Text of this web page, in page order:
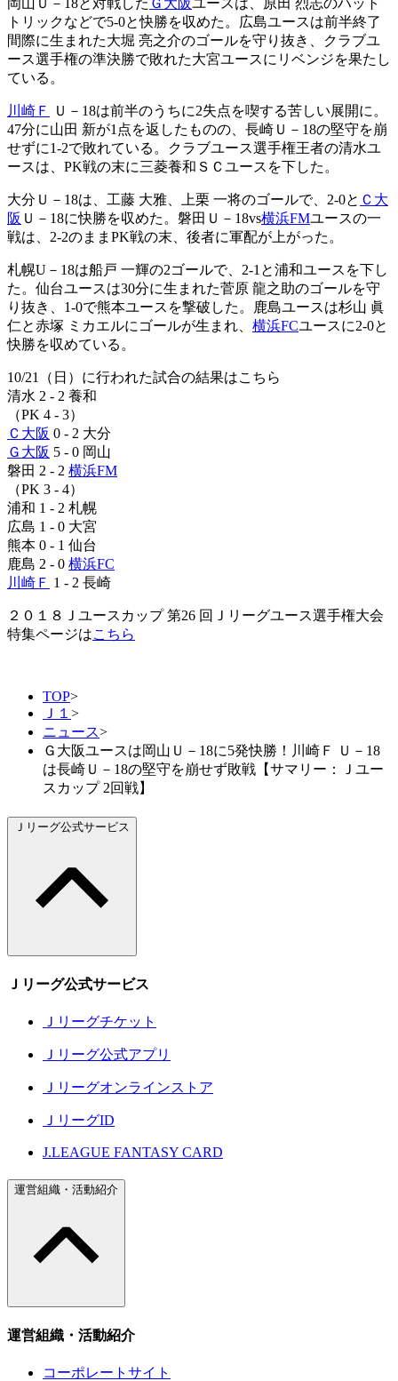
岡山Ｕ－18と対戦した Ｇ大阪ユースは、原田 烈志のハット
トリックなどで5-0と快勝を収めた。広島ユースは前半終了
間際に生まれた大堀 亮之介のゴールを守り抜き、クラブユ
ース選手権の準決勝で敗れた大宮ユースにリベンジを果たし
ている。
川崎Ｆ
Ｕ－18は前半のうちに2失点を喫する苦しい展開に。
47分に山田 新が1点を返したものの、長崎Ｕ－18の堅守を崩
せずに1-2で敗れている。クラブユース選手権王者の清水ユ
ースは、PK戦の末に三菱養和ＳＣユースを下した。
大分Ｕ－18は、工藤 大雅、上栗 一将のゴールで、2-0と Ｃ大
阪 Ｕ－18に快勝を収めた。磐田Ｕ－18vs横浜FMユースの一
戦は、2-2のままPK戦の末、後者に軍配が上がった。
札幌U－18は船戸 一輝の2ゴールで、2-1と浦和ユースを下し
た。仙台ユースは30分に生まれた菅原 龍之助のゴールを守
り抜き、1-0で熊本ユースを撃破した。鹿島ユースは杉山 眞
仁と赤塚 ミカエルにゴールが生まれ、 横浜FCユースに2-0と
快勝を収めている。
10/21（日）に行われた試合の結果はこちら
清水 2 - 2 養和
（PK 4 - 3）
Ｃ大阪 0 - 2 大分
Ｇ大阪 5 - 0 岡山
磐田 2 - 2 横浜FM
（PK 3 - 4）
浦和 1 - 2 札幌
広島 1 - 0 大宮
熊本 0 - 1 仙台
鹿島 2 - 0 横浜FC
川崎Ｆ 1 - 2 長崎
２０１８Ｊユースカップ 第26 回Ｊリーグユース選手権大会
特集ページはこちら
TOP>
Ｊ１ >
ニュース>
Ｇ大阪ユースは岡山Ｕ－18に5発快勝！川崎Ｆ Ｕ－18
は長崎Ｕ－18の堅守を崩せず敗戦【サマリー：Ｊユー
スカップ 2回戦】
Ｊリーグ公式サービス
Ｊリーグ公式サービス
Ｊリーグチケット
Ｊリーグ公式アプリ
Ｊリーグオンラインストア
ＪリーグID
J.LEAGUE FANTASY CARD
運営組織・活動紹介
運営組織・活動紹介
コーポレートサイト